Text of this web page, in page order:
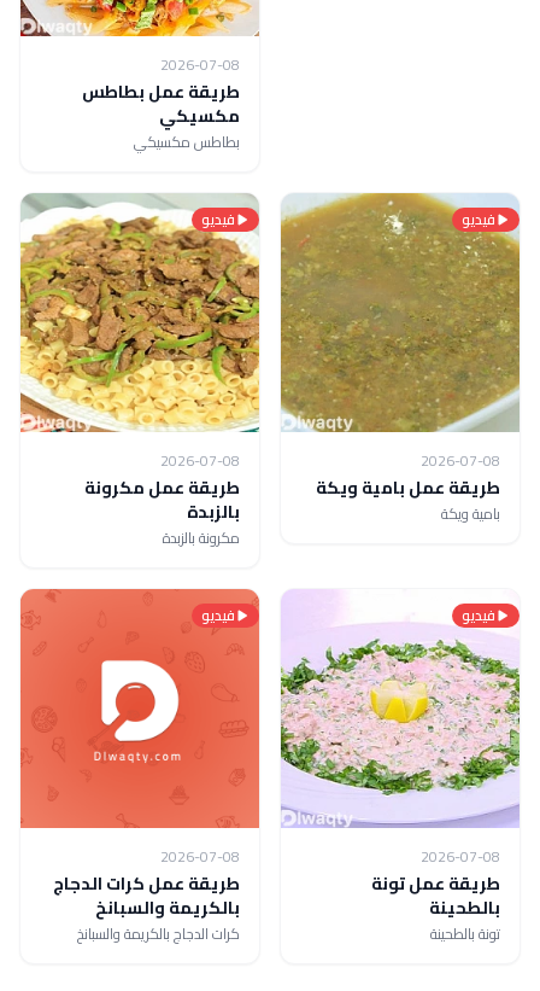
2026-07-08
طريقة عمل بطاطس
مكسيكي
بطاطس مكسيكي
فيديو
2026-07-08
طريقة عمل بامية ويكة
بامية ويكة
فيديو
2026-07-08
طريقة عمل مكرونة
بالزبدة
مكرونة بالزبدة
فيديو
2026-07-08
طريقة عمل تونة
بالطحينة
تونة بالطحينة
فيديو
2026-07-08
طريقة عمل كرات الدجاج
بالكريمة والسبانخ
كرات الدجاج بالكريمة والسبانخ